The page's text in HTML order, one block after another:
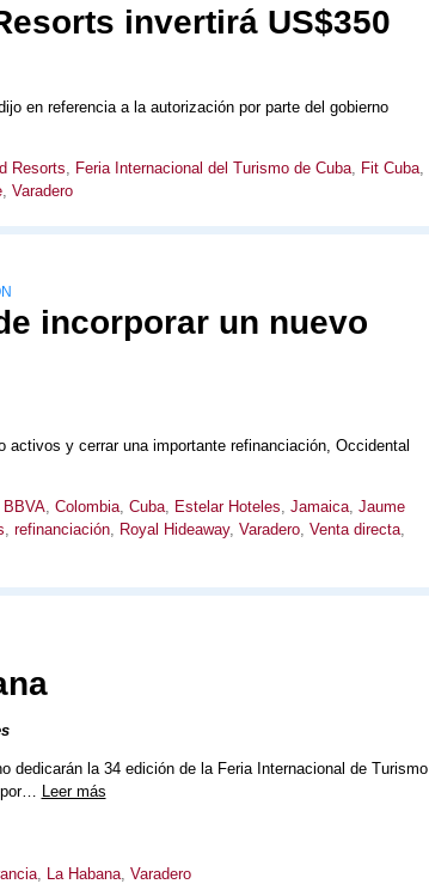
invertirá US$350
en referencia a la autorización por parte del gobierno
Resorts, Feria Internacional del Turismo de Cuba, Fit Cuba,
, Varadero
incorporar un nuevo
activos y cerrar una importante refinanciación, Occidental
BBVA, Colombia, Cuba, Estelar Hoteles, Jamaica, Jaume
, refinanciación, Royal Hideaway, Varadero, Venta directa,
dedicarán la 34 edición de la Feria Internacional de Turismo
por… Leer más
, La Habana, Varadero